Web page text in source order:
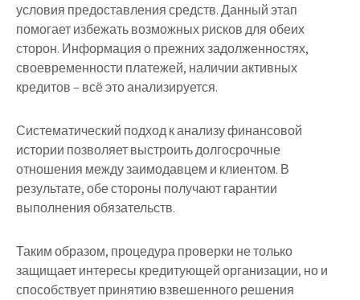
условия предоставления средств. Данный этап
помогает избежать возможных рисков для обеих
сторон. Информация о прежних задолженностях,
своевременности платежей, наличии активных
кредитов – всё это анализируется.
Систематический подход к анализу финансовой
истории позволяет выстроить долгосрочные
отношения между заимодавцем и клиентом. В
результате, обе стороны получают гарантии
выполнения обязательств.
Таким образом, процедура проверки не только
защищает интересы кредитующей организации, но и
способствует принятию взвешенного решения